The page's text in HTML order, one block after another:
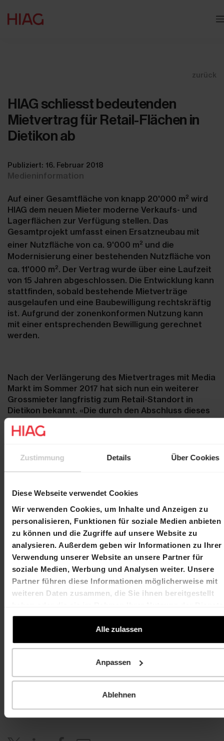
Zustimmung Details Über Cookies
Diese Webseite verwendet Cookies
Wir verwenden Cookies, um Inhalte und Anzeigen zu
personalisieren, Funktionen für soziale Medien anbieten
zu können und die Zugriffe auf unsere Website zu
analysieren. Außerdem geben wir Informationen zu Ihrer
Verwendung unserer Website an unsere Partner für
soziale Medien, Werbung und Analysen weiter. Unsere
Partner führen diese Informationen möglicherweise mit
weiteren Daten zusammen, die Sie ihnen bereitgestellt
gesammelt haben.
Alle zulassen
Anpassen
Ablehnen
zurück
HIAG schliesst bedeutenden
Mietvertrag für Retail-Flächen in
Dietikon ab
Publiziert: 16. Februar 2018
Medieninformation
Auf einer Gesamtfläche von knapp 20'000 m2 wird
HIAG dem neuen Mieter moderne Verkaufs- und
Lagerflächen zur Verfügung stellen. Das
Gesamtprojekt umfasst einen Ersatzneubau mit
einer Nutzfläche von ca. 9'000 m2 und die
Modernisierung einer bestehenden Nutzfläche von
ca. 11'000 m2. Der Vertrag wurde über eine Laufzeit
von 15 Jahren abgeschlossen. Die Entwicklung kann
stattfinden, sobald bestehende Mietverträge
ausgelaufen und eine Baubewilligung rechtskräftig
ist. Aufgrund der zonenkonformen Nutzung kann
mit einer entsprechenden Bewilligung gerechnet
werden.
Nach der Verlängerung des Mietvertrages mit Media
Markt im Sommer 2017 hat sich nun ein weiterer
Grossmieter langfristig zum Retail-Standort in
Dietikon bekannt. «Die durch den Abschluss dieses
Mietvertrages auszulösenden Umbauinvestitionen
werden dem Areal ein neues, modernes Gesicht
Portfoliomanagement bei HIAG. Der neue Mieter
wird bezüglich Mietertrag und Mietfläche der
Kontakt
Martin Durchschlag
Chief Executive Officer
T +41 61 606 55 00
martin.durchschlag@hiag.com
Laurent Spindler
Chief Financial Officer
T +41 61 606 55 00
HIAG Immobilien Holding AG
Aeschenplatz 7
investor.relations@hiag.com